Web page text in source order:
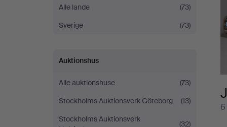
Alle lande
(73)
Sverige
(73)
Auktionshus
Alle auktionshuse
(73)
Stockholms Auktionsverk Göteborg
(13)
Stockholms Auktionsverk
(32)